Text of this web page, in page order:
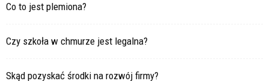
Co to jest plemiona?
Czy szkoła w chmurze jest legalna?
Skąd pozyskać środki na rozwój firmy?